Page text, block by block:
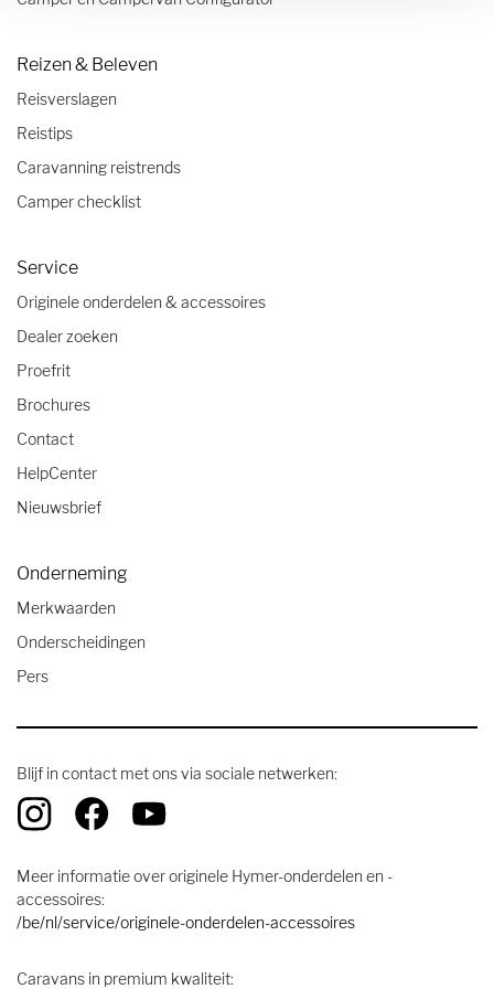
Reizen & Beleven
Reisverslagen
Reistips
Caravanning reistrends
Camper checklist
Service
Originele onderdelen & accessoires
Dealer zoeken
Proefrit
Brochures
Contact
HelpCenter
Nieuwsbrief
Onderneming
Merkwaarden
Onderscheidingen
Pers
Blijf in contact met ons via sociale netwerken:
Meer informatie over originele Hymer-onderdelen en -
accessoires:
/be/nl/service/originele-onderdelen-accessoires
Caravans in premium kwaliteit: